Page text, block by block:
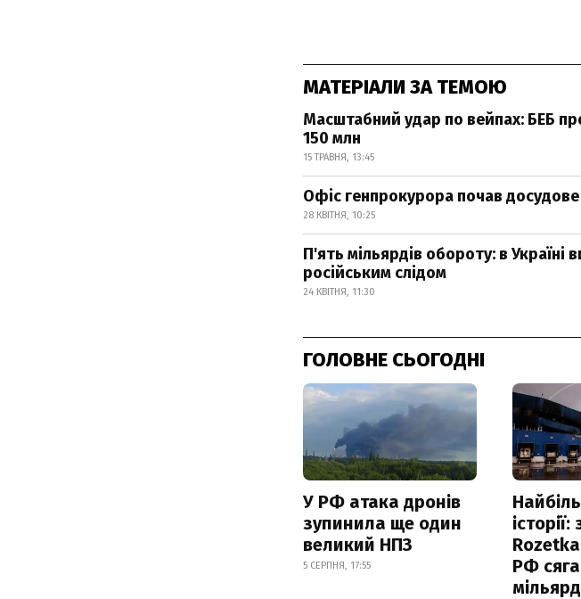
МАТЕРІАЛИ ЗА ТЕМОЮ
Масштабний удар по вейпах: БЕБ
150 млн
15 ТРАВНЯ, 13:45
Офіс генпрокурора почав
28 КВІТНЯ, 10:25
П'ять мільярдів обороту: в
російським слідом
24 КВІТНЯ, 11:30
ГОЛОВНЕ СЬОГОДНІ
У РФ атака дронів
зупинила ще один
великий НПЗ
5 СЕРПНЯ, 17:55
Rozetka
РФ